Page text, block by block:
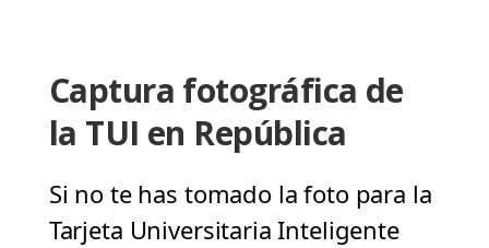
Captura fotográfica de
la TUI en República
Si no te has tomado la foto para la
Tarjeta Universitaria Inteligente